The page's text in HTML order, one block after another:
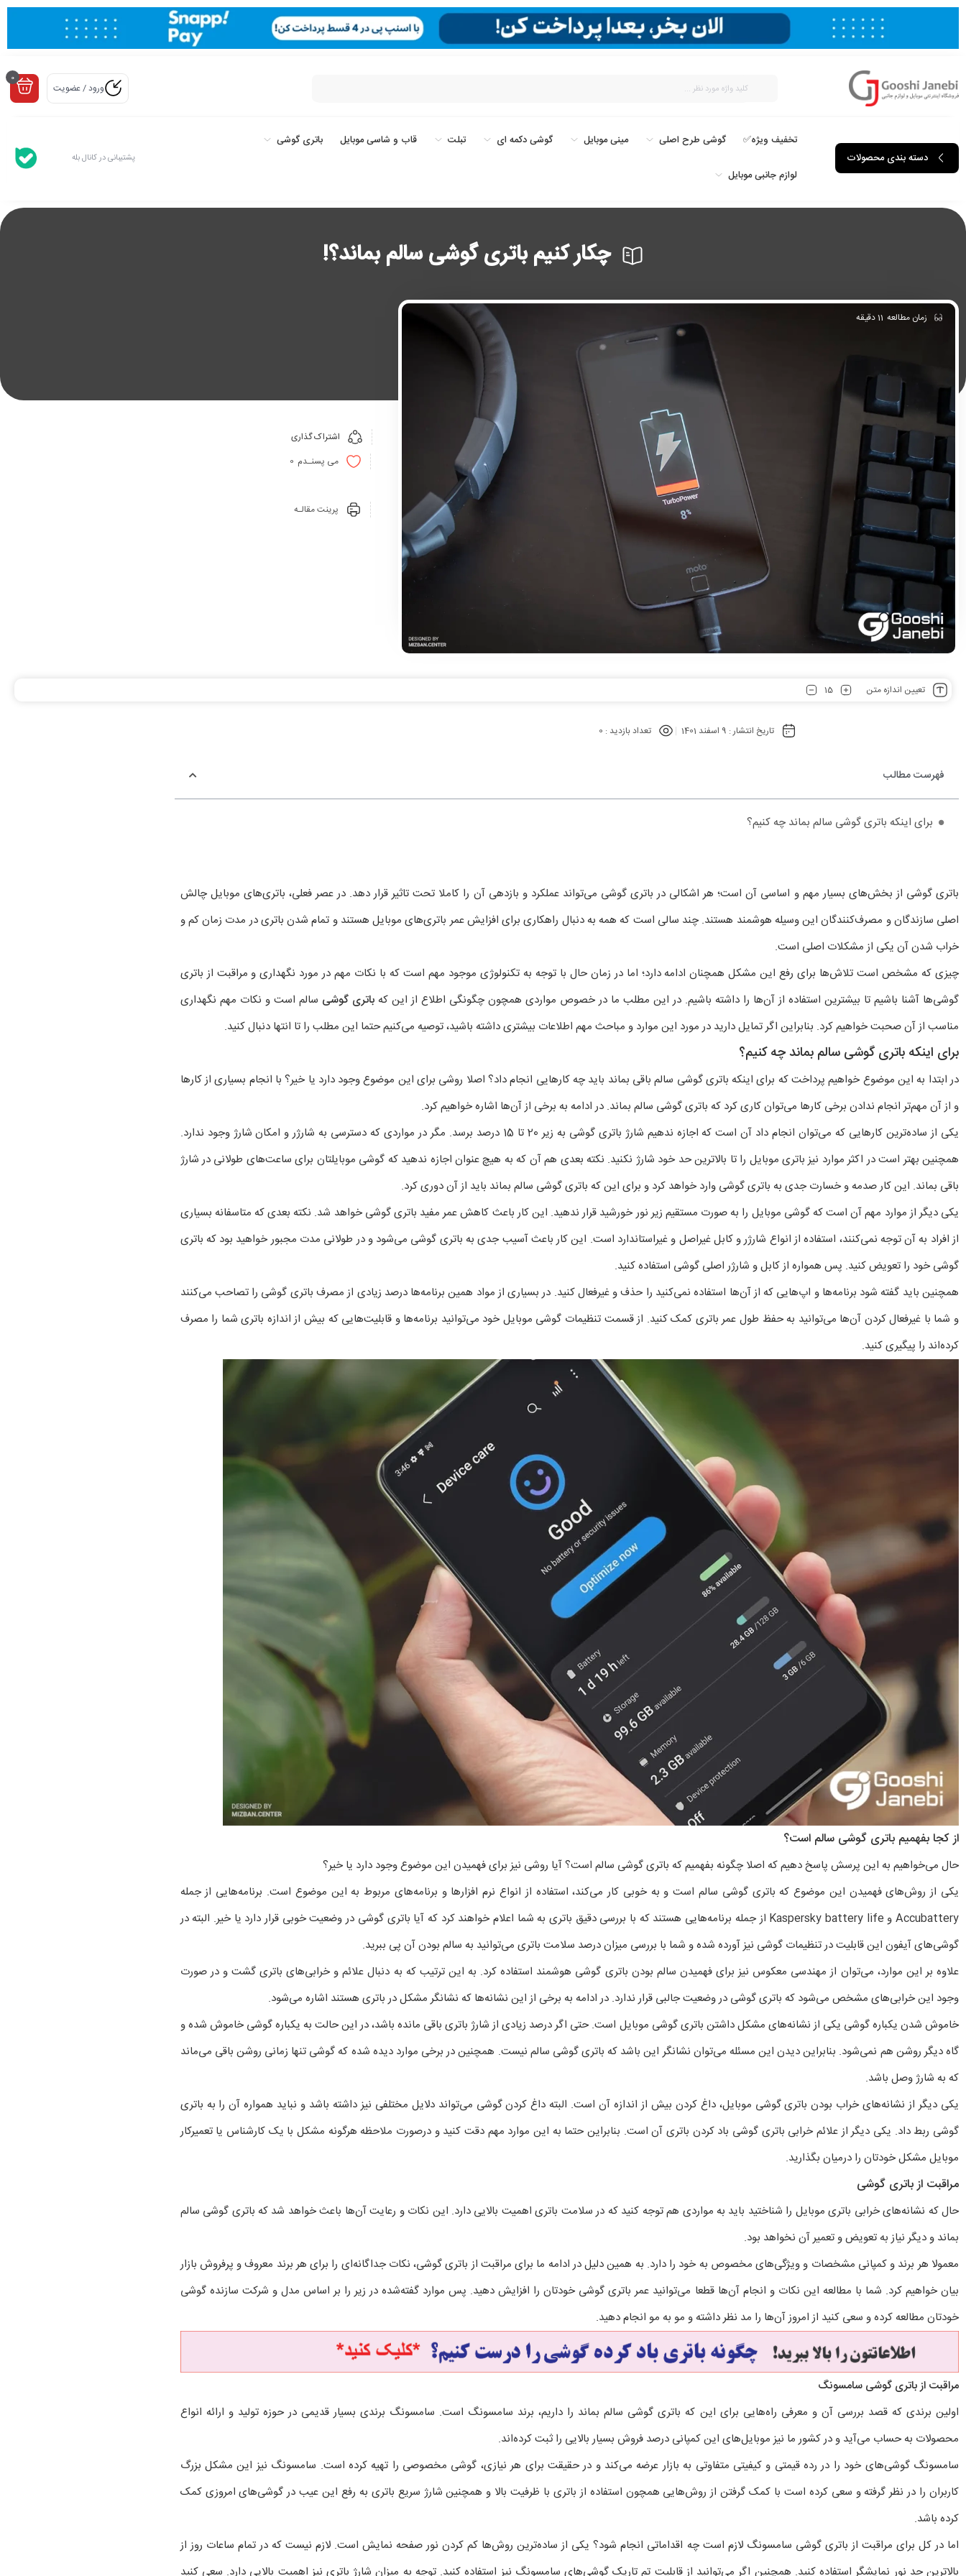
ورود / عضویت
0
دسته بندی محصولات
تخفیف ویژه✅ گوشی طرح اصلی مینی موبایل گوشی دکمه ای تبلت قاب و شاسی موبایل باتری گوشی
لوازم جانبی موبایل
پشتیبانی در کانال بله
چکار کنیم باتری گوشی سالم بماند؟!
زمان مطالعه 11دقیقه
تعیین اندازه متن 15
تاریخ انتشار : 9 اسفند 1401 تعداد بازدید : 0
پرینت مقالـه
می پسنـدم 0
اشتراک گذاری
فهرست مطالب
برای اینکه باتری گوشی سالم بماند چه کنیم؟
باتری گوشی از بخش‌های بسیار مهم و اساسی آن است؛ هر اشکالی در باتری گوشی می‌تواند عملکرد و بازدهی آن را کاملا تحت تاثیر قرار دهد. در عصر فعلی، باتری‌های موبایل چالش
اصلی سازندگان و مصرف‌کنندگان این وسیله هوشمند هستند. چند سالی است که همه به دنبال راهکاری برای افزایش عمر باتری‌های موبایل هستند و تمام شدن باتری در مدت زمان کم و
خراب شدن آن یکی از مشکلات اصلی است.
چیزی که مشخص است تلاش‌ها برای رفع این مشکل همچنان ادامه دارد؛ اما در زمان حال با توجه به تکنولوژی موجود مهم است که با نکات مهم در مورد نگهداری و مراقبت از باتری
گوشی‌ها آشنا باشیم تا بیشترین استفاده از آن‌ها را داشته باشیم. در این مطلب ما در خصوص مواردی همچون چگونگی اطلاع از این کهباتری گوشی سالم است و نکات مهم نگهداری
مناسب از آن صحبت خواهیم کرد. بنابراین اگر تمایل دارید در مورد این موارد و مباحث مهم اطلاعات بیشتری داشته باشید، توصیه می‌کنیم حتما این مطلب را تا انتها دنبال کنید.
برای اینکه باتری گوشی سالم بماند چه کنیم؟
در ابتدا به این موضوع خواهیم پرداخت که برای اینکه باتری گوشی سالم باقی بماند باید چه کارهایی انجام داد؟ اصلا روشی برای این موضوع وجود دارد یا خیر؟ با انجام بسیاری از کارها
و از آن مهم‌تر انجام ندادن برخی کارها می‌توان کاری کرد که باتری گوشی سالم بماند. در ادامه به برخی از آن‌ها اشاره خواهیم کرد.
یکی از ساده‌ترین کارهایی که می‌توان انجام داد آن است که اجازه ندهیم شارژ باتری گوشی به زیر 20 تا 15 درصد برسد. مگر در مواردی که دسترسی به شارژر و امکان شارژ وجود ندارد.
همچنین بهتر است در اکثر موارد نیز باتری موبایل را تا بالاترین حد خود شارژ نکنید. نکته بعدی هم آن که به هیچ عنوان اجازه ندهید که گوشی موبایلتان برای ساعت‌های طولانی در شارژ
باقی بماند. این کار صدمه و خسارت جدی به باتری گوشی وارد خواهد کرد و برای این که باتری گوشی سالم بماند باید از آن دوری کرد.
یکی دیگر از موارد مهم آن است که گوشی موبایل را به صورت مستقیم زیر نور خورشید قرار ندهید. این کار باعث کاهش عمر مفید باتری گوشی خواهد شد. نکته بعدی که متاسفانه بسیاری
از افراد به آن توجه نمی‌کنند، استفاده از انواع شارژر و کابل غیراصل و غیراستاندارد است. این کار باعث آسیب جدی به باتری گوشی می‌شود و در طولانی مدت مجبور خواهید بود که باتری
گوشی خود را تعویض کنید. پس همواره از کابل و شارژر اصلی گوشی استفاده کنید.
همچنین باید گفته شود برنامه‌ها و اپ‌هایی که از آن‌ها استفاده نمی‌کنید را حذف و غیرفعال کنید. در بسیاری از مواد همین برنامه‌ها درصد زیادی از مصرف باتری گوشی را تصاحب می‌کنند
و شما با غیرفعال کردن آن‌ها می‌توانید به حفظ طول عمر باتری کمک کنید. از قسمت تنظیمات گوشی موبایل خود می‌توانید برنامه‌ها و قابلیت‌هایی که بیش از اندازه باتری شما را مصرف
کرده‌اند را پیگیری کنید.
از کجا بفهمیم باتری گوشی سالم است؟
حال می‌خواهیم به این پرسش پاسخ دهیم که اصلا چگونه بفهمیم که باتری گوشی سالم است؟ آیا روشی نیز برای فهمیدن این موضوع وجود دارد یا خیر؟
یکی از روش‌های فهمیدن این موضوع که باتری گوشی سالم است و به خوبی کار می‌کند، استفاده از انواع نرم افزارها و برنامه‌های مربوط به این موضوع است. برنامه‌هایی از جمله
Accubattery و Kaspersky battery life از جمله برنامه‌هایی هستند که با بررسی دقیق باتری به شما اعلام خواهند کرد که آیا باتری گوشی در وضعیت خوبی قرار دارد یا خیر. البته در
گوشی‌های آیفون این قابلیت در تنظیمات گوشی نیز آورده شده و شما با بررسی میزان درصد سلامت باتری می‌توانید به سالم بودن آن پی ببرید.
علاوه بر این موارد، می‌توان از مهندسی معکوس نیز برای فهمیدن سالم بودن باتری گوشی هوشمند استفاده کرد. به این ترتیب که به دنبال علائم و خرابی‌های باتری گشت و در صورت
وجود این خرابی‌های مشخص می‌شود که باتری گوشی در وضعیت جالبی قرار ندارد. در ادامه به برخی از این نشانه‌ها که نشانگر مشکل در باتری هستند اشاره می‌شود.
خاموش شدن یکباره گوشی یکی از نشانه‌های مشکل داشتن باتری گوشی موبایل است. حتی اگر درصد زیادی از شارژ باتری باقی مانده باشد، در این حالت به یکباره گوشی خاموش شده و
گاه دیگر روشن هم نمی‌شود. بنابراین دیدن این مسئله می‌توان نشانگر این باشد که باتری گوشی سالم نیست. همچنین در برخی موارد دیده شده که گوشی تنها زمانی روشن باقی می‌ماند
که به شارژ وصل باشد.
یکی دیگر از نشانه‌های خراب بودن باتری گوشی موبایل، داغ کردن بیش از اندازه آن است. البته داغ کردن گوشی می‌تواند دلایل مختلفی نیز داشته باشد و نباید همواره آن را به باتری
گوشی ربط داد. یکی دیگر از علائم خرابی باتری گوشی باد کردن باتری آن است. بنابراین حتما به این موارد مهم دقت کنید و درصورت ملاحظه هرگونه مشکل با یک کارشناس یا تعمیرکار
موبایل مشکل خودتان را درمیان بگذارید.
مراقبت از باتری گوشی
حال که نشانه‌های خرابی باتری موبایل را شناختید باید به مواردی هم توجه کنید که در سلامت باتری اهمیت بالایی دارد. این نکات و رعایت آن‌ها باعث خواهد شد که باتری گوشی سالم
بماند و دیگر نیاز به تعویض و تعمیر آن نخواهد بود.
معمولا هر برند و کمپانی مشخصات و ویژگی‌های مخصوص به خود را دارد. به همین دلیل در ادامه ما برای مراقبت از باتری گوشی، نکات جداگانه‌ای را برای هر برند معروف و پرفروش بازار
بیان خواهیم کرد. شما با مطالعه این نکات و انجام آن‌ها قطعا می‌توانید عمر باتری گوشی خودتان را افزایش دهید. پس موارد گفته‌شده در زیر را بر اساس مدل و شرکت سازنده گوشی
خودتان مطالعه کرده و سعی کنید از امروز آن‌ها را مد نظر داشته و مو به مو انجام دهید.
مراقبت از باتری گوشی سامسونگ
اولین برندی که قصد بررسی آن و معرفی راه‌هایی برای این که باتری گوشی سالم بماند را داریم، برند سامسونگ است. سامسونگ برندی بسیار قدیمی در حوزه تولید و ارائه انواع
محصولات به حساب می‌آید و در کشور ما نیز موبایل‌های این کمپانی درصد فروش بسیار بالایی را ثبت کرده‌اند.
سامسونگ گوشی‌های خود را در رده قیمتی و کیفیتی متفاوتی به بازار عرضه می‌کند و در حقیقت برای هر نیازی، گوشی مخصوصی را تهیه کرده است. سامسونگ نیز این مشکل بزرگ
کاربران را در نظر گرفته و سعی کرده است با کمک گرفتن از روش‌هایی همچون استفاده از باتری با ظرفیت بالا و همچنین شارژ سریع باتری به رفع این عیب در گوشی‌های امروزی کمک
کرده باشد.
اما در کل برای مراقبت از باتری گوشی سامسونگ لازم است چه اقداماتی انجام شود؟ یکی از ساده‌ترین روش‌ها کم کردن نور صفحه نمایش است. لازم نیست که در تمام ساعات روز از
بالاترین حد نور نمایشگر استفاده کنید. همچنین اگر می‌توانید از قابلیت تم تاریک گوشی‌های سامسونگ نیز استفاده کنید. توجه به میزان شارژ باتری نیز اهمیت بالایی دارد. سعی کنید